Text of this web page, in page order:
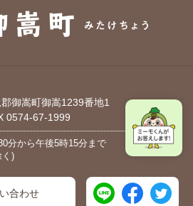
御嵩町御嵩1239番地1
0574-67-1999
分から午後5時15分まで
く)
合わせ